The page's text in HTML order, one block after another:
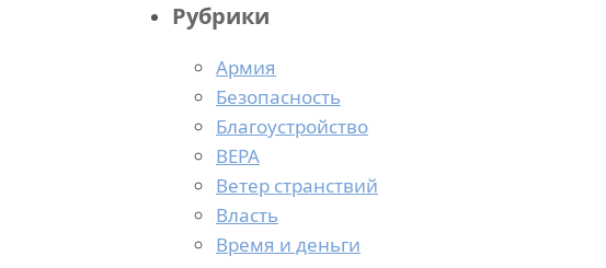
Рубрики
Армия
Безопасность
Благоустройство
ВЕРА
Ветер странствий
Власть
Время и деньги